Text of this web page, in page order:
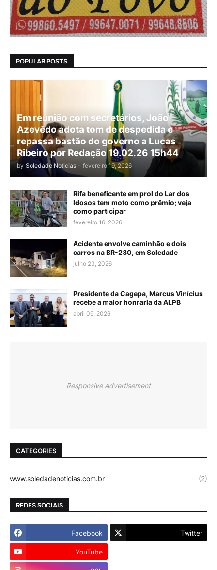
POPULAR POSTS
Em reunião com secretários, João
Azevêdo adota tom de despedida e
repassa bastão do governo a Lucas
Ribeiro por Redação 19.02.26 15h44
by Soledade Noticias - fevereiro 19, 2026
Rifa beneficente em prol do Lar dos
Idosos tem moto como prêmio; veja
como participar
fevereiro 16, 2026
Acidente envolve caminhão e dois
carros na BR-230, em Soledade
julho 23, 2026
Presidente da Cagepa, Marcus Vinícius
recebe a maior honraria da ALPB
abril 09, 2026
Responsive Advertisement
CATEGORIES
www.soledadenoticias.com.br (2)
REDES SOCIAIS
Facebook Twitter
YouTube